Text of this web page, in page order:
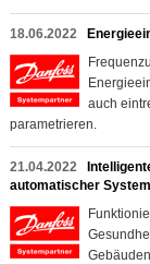
18.06.2022
auch
parametrieren.
21.04.2022
automatischer